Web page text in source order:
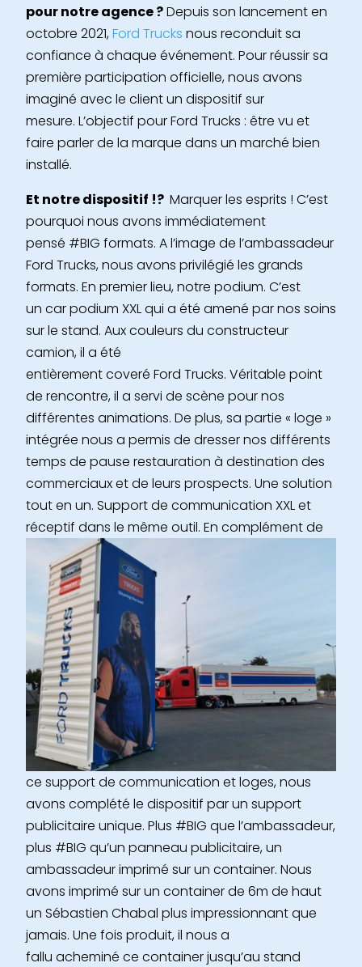
pour notre agence ?Depuis son lancement en
octobre 2021,Ford Trucks nous reconduit sa
confiance à chaque événement. Pour réussir sa
première participation officielle, nous avons
imaginé avec le client un dispositif sur
mesure. L’objectif pour Ford Trucks : être vu et
faire parler de la marque dans un marché bien
installé.
Et notre dispositif !? Marquer les esprits ! C’est
pourquoi nous avons immédiatement
pensé #BIG formats. A l’image de l’ambassadeur
Ford Trucks, nous avons privilégié les grands
formats. En premier lieu, notre podium. C’est
un car podium XXL qui a été amené par nos soins
sur le stand. Aux couleurs du constructeur
camion, il a été
entièrement coveré Ford Trucks. Véritable point
de rencontre, il a servi de scène pour nos
différentes animations. De plus, sa partie « loge »
intégrée nous a permis de dresser nos différents
temps de pause restauration à destination des
commerciaux et de leurs prospects. Une solution
tout en un. Support de communication XXL et
réceptif dans le même outil. En complément de
ce support de communication et loges, nous
avons complété le dispositif par un support
publicitaire unique. Plus #BIG que l’ambassadeur,
plus #BIG qu’un panneau publicitaire, un
ambassadeur imprimé sur un container. Nous
avons imprimé sur un container de 6m de haut
un Sébastien Chabal plus impressionnant que
jamais. Une fois produit, il nous a
fallu acheminé ce container jusqu’au stand